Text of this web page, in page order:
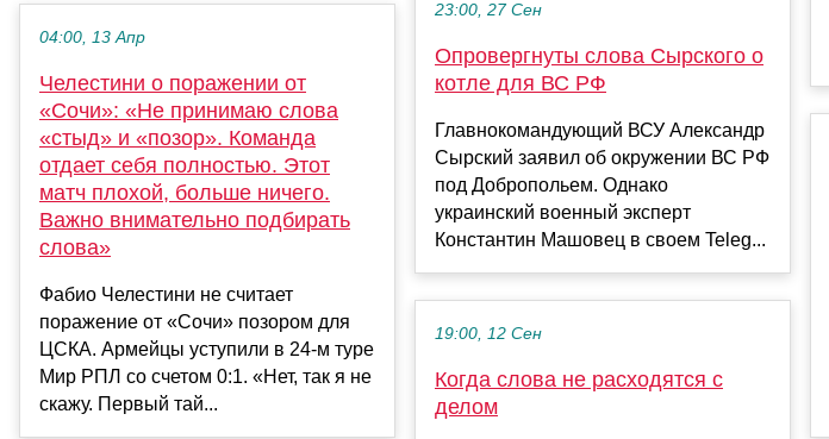
04:00, 13 Апр
Челестини о поражении от
«Сочи»: «Не принимаю слова
«стыд» и «позор». Команда
отдает себя полностью. Этот
матч плохой, больше ничего.
Важно внимательно подбирать
слова»
Фабио Челестини не считает
поражение от «Сочи» позором для
ЦСКА. Армейцы уступили в 24-м туре
Мир РПЛ со счетом 0:1. «Нет, так я не
скажу. Первый тай...
23:00, 27 Сен
Опровергнуты слова Сырского о
котле для ВС РФ
Главнокомандующий ВСУ Александр
Сырский заявил об окружении ВС РФ
под Добропольем. Однако
украинский военный эксперт
Константин Машовец в своем Teleg...
19:00, 12 Сен
Когда слова не расходятся с
делом